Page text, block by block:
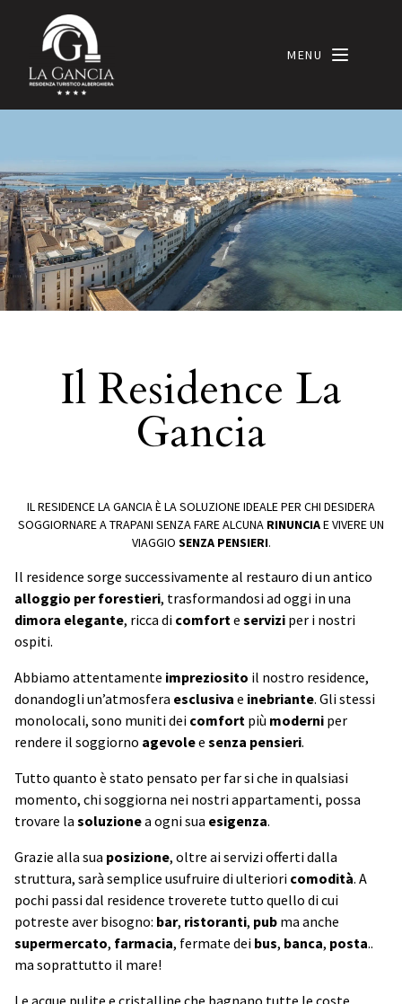
MENU
Il Residence La
Gancia
IL RESIDENCE LA GANCIA È LA SOLUZIONE IDEALE PER CHI DESIDERA
SOGGIORNARE A TRAPANI SENZA FARE ALCUNA RINUNCIAE VIVERE UN
VIAGGIO SENZA PENSIERI.
Il residence sorge successivamente al restauro di un antico
alloggio per forestieri, trasformandosi ad oggi in una
dimora elegante, ricca di comforte servizi per i nostri
ospiti.
Abbiamo attentamente impreziosito il nostro residence,
donandogli un’atmosfera esclusiva e inebriante. Gli stessi
monolocali, sono muniti dei comfort più moderni per
rendere il soggiorno agevolee senza pensieri.
Tutto quanto è stato pensato per far si che in qualsiasi
momento, chi soggiorna nei nostri appartamenti, possa
trovare la soluzionea ogni sua esigenza.
Grazie alla sua posizione, oltre ai servizi offerti dalla
struttura, sarà semplice usufruire di ulteriori comodità. A
pochi passi dal residence troverete tutto quello di cui
potreste aver bisogno: bar, ristoranti, pub ma anche
supermercato, farmacia, fermate dei bus, banca, posta..
ma soprattutto il mare!
Le acque pulite e cristalline che bagnano tutte le coste
Informativa sulla raccolta
Le tue preferenze relative alla privacy